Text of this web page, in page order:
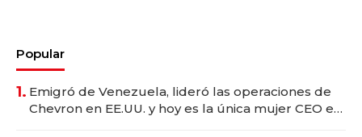
Popular
1. Emigró de Venezuela, lideró las operaciones de
Chevron en EE.UU. y hoy es la única mujer CEO en